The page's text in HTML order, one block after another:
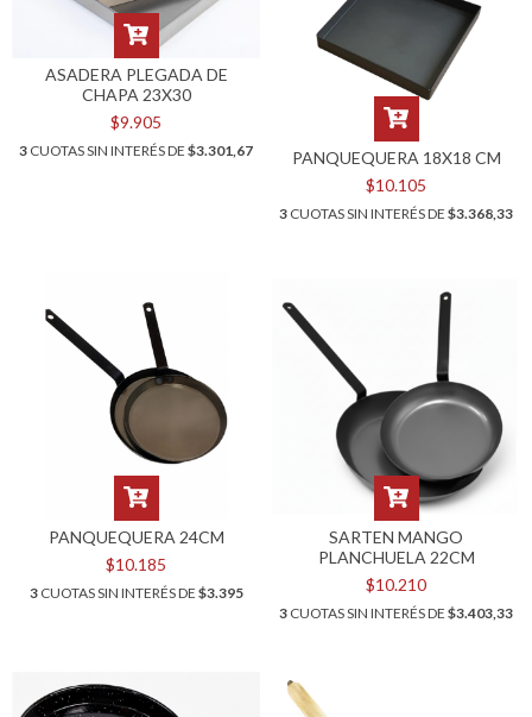
ASADERA PLEGADA DE
CHAPA 23X30
$9.905
3 CUOTAS SIN INTERÉS DE $3.301,67
PANQUEQUERA 18X18 CM
$10.105
3 CUOTAS SIN INTERÉS DE $3.368,33
PANQUEQUERA 24CM
$10.185
3CUOTAS SIN INTERÉS DE $3.395
SARTEN MANGO
PLANCHUELA 22CM
$10.210
3 CUOTAS SIN INTERÉS DE $3.403,33